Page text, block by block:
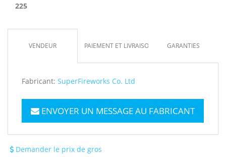
225
VENDEUR PAIEMENT ET LIVRAISON GARANTIES
Fabricant: SuperFireworks Co. Ltd
ENVOYER UN MESSAGE AU FABRICANT
Demander le prix de gros